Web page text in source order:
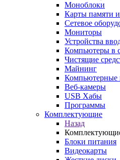
Моноблоки
Карты памяти
Сетевое
Мониторы
Устройства
Компьютеры в
Чистящие
Майнинг
Компьютерные
Веб-камеры
USB Хабы
Программы
Комплектующие
Назад
Блоки питания
Видеокарты